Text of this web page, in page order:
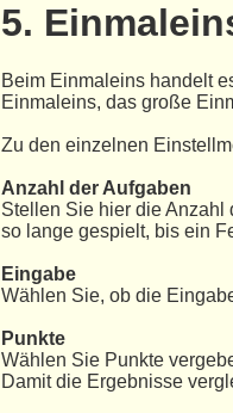
5.
Beim Einmaleins handelt
Einmaleins, das große
Zu den einzelnen
Anzahl der Aufgaben
Stellen Sie hier die
so lange gespielt, bis ein
Eingabe
Wählen Sie, ob die
Punkte
Wählen Sie Punkte
Damit die Ergebnisse